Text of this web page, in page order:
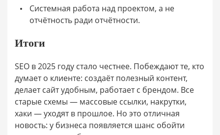
Системная работа над проектом, а не
отчётность ради отчётности.
Итоги
SEO в 2025 году стало честнее. Побеждают те, кто
думает о клиенте: создаёт полезный контент,
делает сайт удобным, работает с брендом. Все
старые схемы — массовые ссылки, накрутки,
хаки — уходят в прошлое. Но это отличная
новость: у бизнеса появляется шанс обойти